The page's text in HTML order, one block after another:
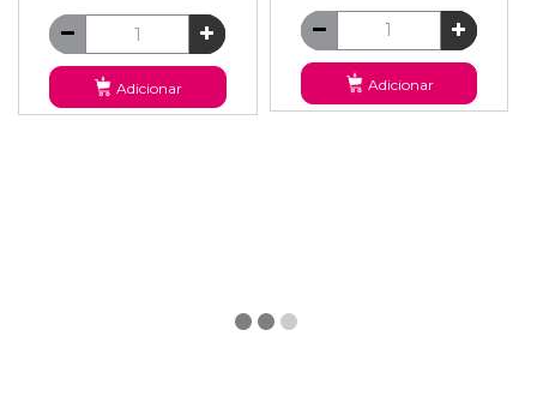
Adicionar Adicionar